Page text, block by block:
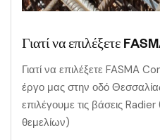
Γιατί να επιλέξετε
Γιατί να επιλέξετε FASMA
έργο μας στην οδό
επιλέγουμε τις βάσεις
θεμελίων)